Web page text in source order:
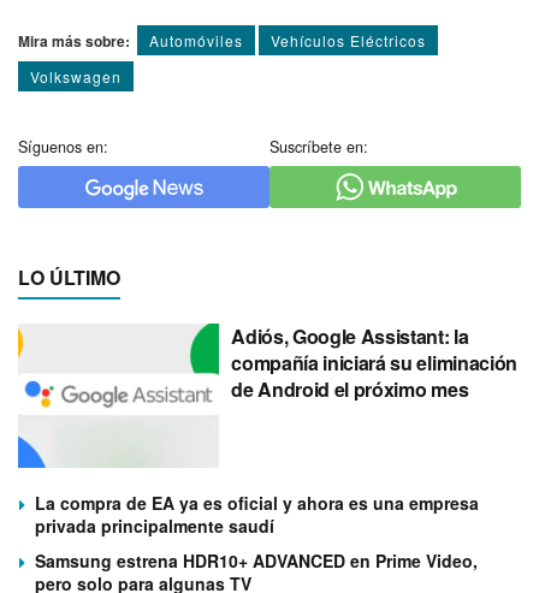
Mira más sobre: Automóviles
Vehí­culos Eléctricos
Volkswagen
Síguenos en: Suscríbete en:
LO ÚLTIMO
Adiós, Google Assistant: la
compañía iniciará su eliminación
de Android el próximo mes
La compra de EA ya es oficial y ahora es una empresa
privada principalmente saudí
Samsung estrena HDR10+ ADVANCED en Prime Video,
pero solo para algunas TV